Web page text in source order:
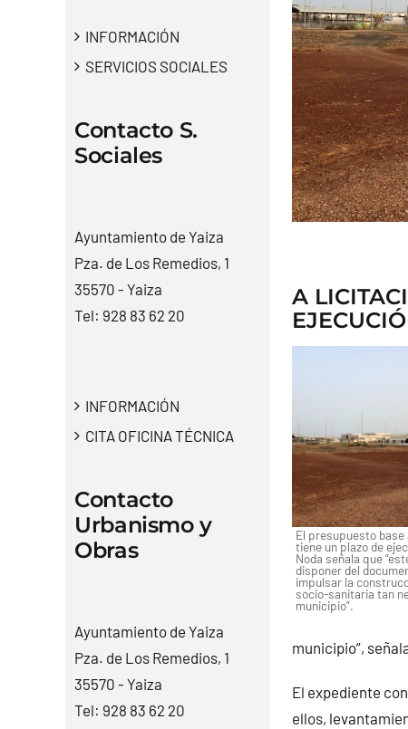
INFORMACIÓN
SERVICIOS SOCIALES
Contacto S.
Sociales
Ayuntamiento de Yaiza
Pza. de Los Remedios, 1
35570 - Yaiza
Tel: 928 83 62 20
INFORMACIÓN
CITA OFICINA TÉCNICA
Contacto
Urbanismo y
Obras
Ayuntamiento de Yaiza
Pza. de Los Remedios, 1
35570 - Yaiza
Tel: 928 83 62 20
A
El presupuesto
tiene un plazo de
Noda señala que
disponer del
impulsar la
socio-sanitaria tan
municipio”.
municipio”,
El expediente
ellos,